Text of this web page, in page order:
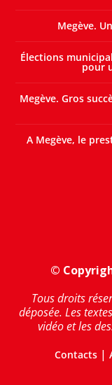
Megève.
Élections
pour
Megève. Gros
A Megève, le
©
Tous droits
déposée. Les
vidéo et les
Contacts|